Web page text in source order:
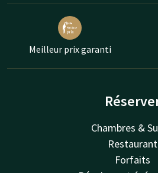
Meilleur prix garanti
Chambres &
Restaurant
Forfaits